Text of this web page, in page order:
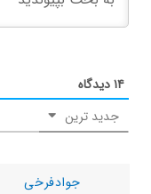
۱۴دیدگاه
جدید ترین
جوادفرخی